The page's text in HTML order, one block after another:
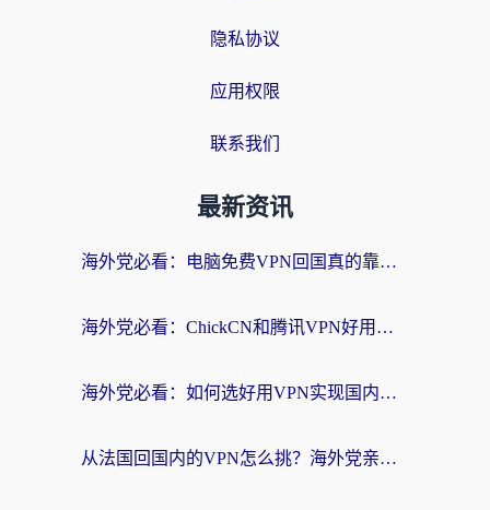
隐私协议
应用权限
联系我们
最新资讯
海外党必看：电脑免费VPN回国真的靠谱吗？附实测对比与最优方案指南
海外党必看：ChickCN和腾讯VPN好用吗？3招选对回国加速器，告别地区限制
海外党必看：如何选好用VPN实现国内资源无缝访问？从越南到全球都适用
从法国回国内的VPN怎么挑？海外党亲测：稳定、多端、安全才是关键